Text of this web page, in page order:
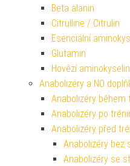
Beta alanin
Citrulline / Citrulin
Esenciální
Glutamin
Hovězí
Anabolizéry a NO
Anabolizéry během
Anabolizéry po
Anabolizéry před
Anabolizéry bez
Anabolizéry se